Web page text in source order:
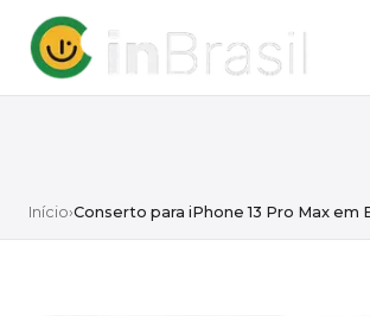
Início›Conserto para iPhone 13 Pro Max em